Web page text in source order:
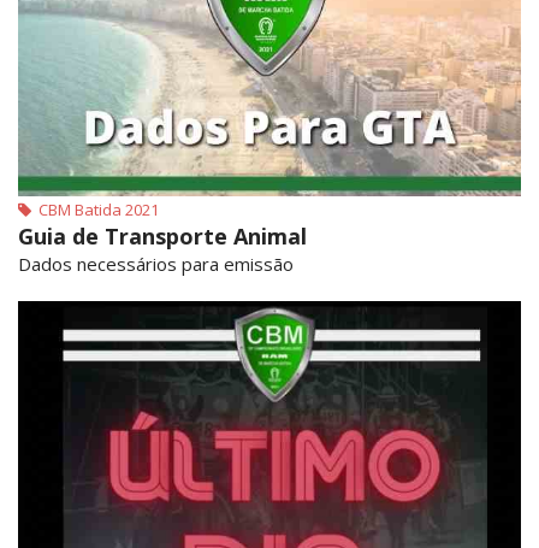
CBM Batida 2021
Guia de Transporte Animal
Dados necessários para emissão